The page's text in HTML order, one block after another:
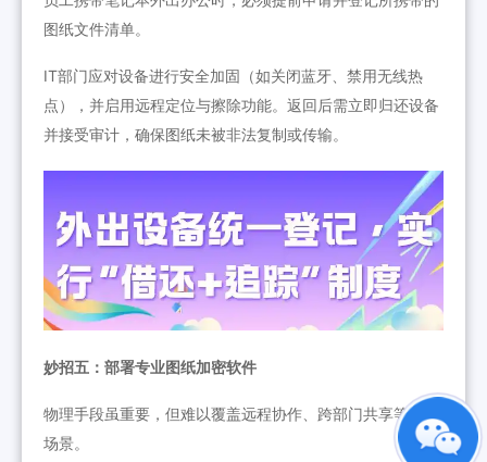
图纸文件清单。
IT部门应对设备进行安全加固（如关闭蓝牙、禁用无线热
点），并启用远程定位与擦除功能。返回后需立即归还设备
并接受审计，确保图纸未被非法复制或传输。
妙招五：部署专业图纸加密软件
物理手段虽重要，但难以覆盖远程协作、跨部门共享等复杂
场景。